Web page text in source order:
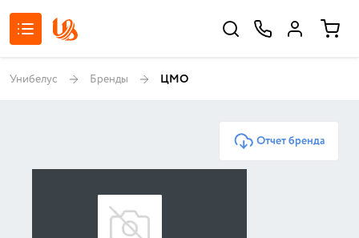
Унибелус Бренды ЦМО
Отчет бренда